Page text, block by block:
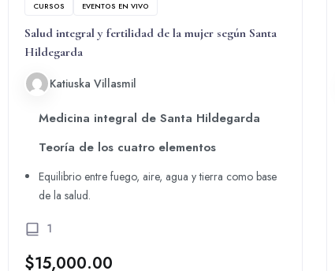
CURSOS EVENTOS EN VIVO
Salud integral y fertilidad de la mujer según Santa
Hildegarda
Katiuska Villasmil
Medicina integral de Santa Hildegarda
Teoría de los cuatro elementos
Equilibrio entre fuego, aire, agua y tierra como base
de la salud.
1
$15,000.00